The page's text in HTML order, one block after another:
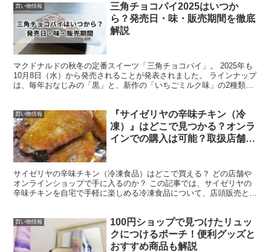
買い物情報
三角チョコパイ2025はいつか
ら？発売日・味・販売期間を徹底
解説
マクドナルドの秋冬の定番スイーツ「三角チョコパイ」。 2025年も
10月8日（水）から発売されることが発表されました。 ラインナップ
は、毎年おなじみの「黒」と、新作の「いちごミルク味」の2種類で
買い物情報
『サイゼリヤの辛味チキン（冷
凍）』はどこで見つかる？オンラ
インでの購入は可能？取扱店舗
サイゼリヤの辛味チキン（冷凍食品）はどこで買える？ どの店舗や
オンラインショップで手に入るのか？ この記事では、サイゼリヤの
辛味チキンを自宅で手軽に楽しめる冷凍食品について、店頭販売とオ
買い物情報
100円ショップで見つけたリュッ
クにつけるポーチ！便利グッズと
おすすめ商品も解説